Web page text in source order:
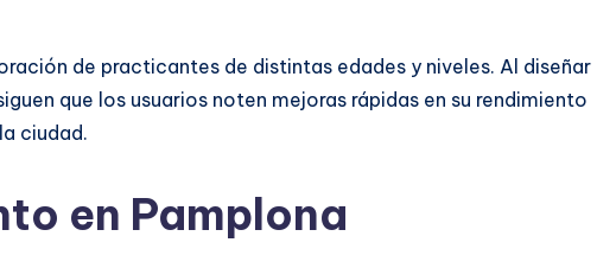
de practicantes de distintas edades y niveles. Al diseñar
que los usuarios noten mejoras rápidas en su rendimiento
ciudad.
en Pamplona